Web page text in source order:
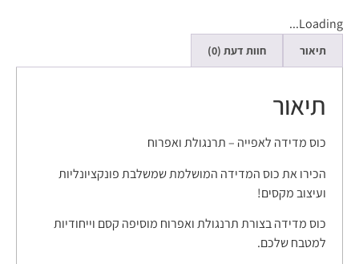
Loading...
תיאור חוות דעת (0)
תיאור
כוס מדידה לאפייה – תרנגולת ואפרוח
הכירו את כוס המדידה המושלמת שמשלבת פונקציונליות
ועיצוב מקסים!
כוס מדידה בצורת תרנגולת ואפרוח מוסיפה קסם וייחודיות
למטבח שלכם.